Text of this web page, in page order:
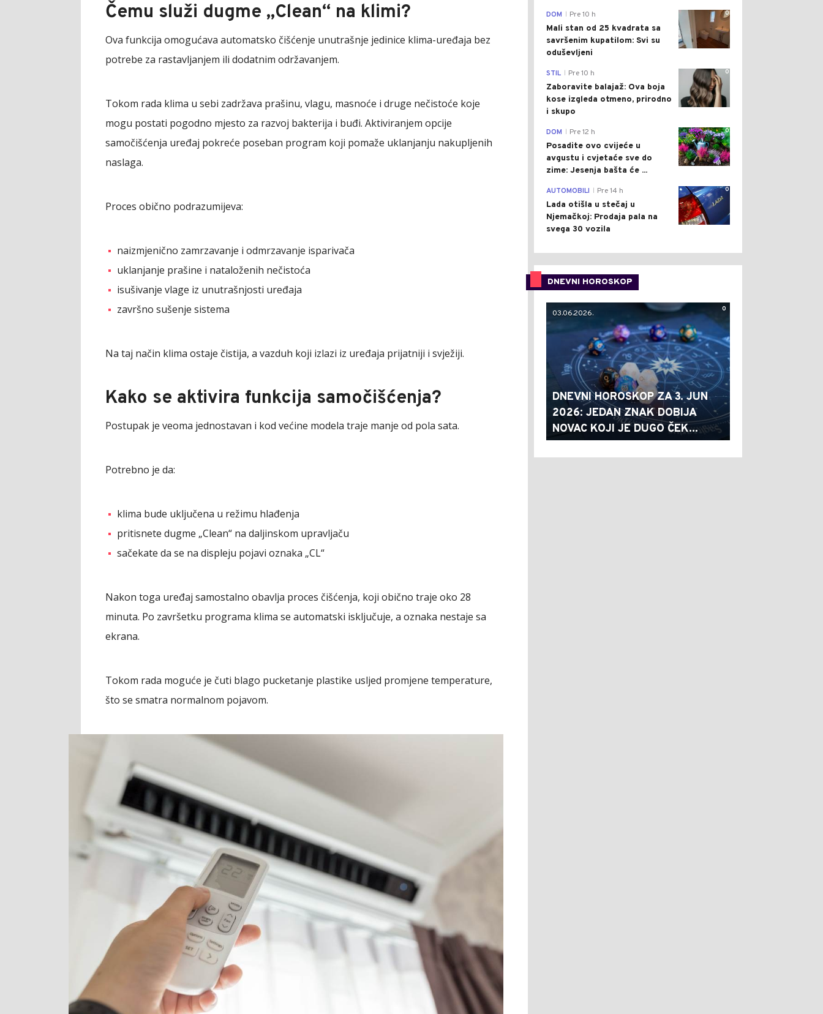
Čemu služi dugme „Clean“ na klimi?
Ova funkcija omogućava automatsko čišćenje unutrašnje jedinice klima-uređaja bez
potrebe za rastavljanjem ili dodatnim održavanjem.
Tokom rada klima u sebi zadržava prašinu, vlagu, masnoće i druge nečistoće koje
mogu postati pogodno mjesto za razvoj bakterija i buđi. Aktiviranjem opcije
samočišćenja uređaj pokreće poseban program koji pomaže uklanjanju nakupljenih
naslaga.
Proces obično podrazumijeva:
naizmjenično zamrzavanje i odmrzavanje isparivača
uklanjanje prašine i nataloženih nečistoća
isušivanje vlage iz unutrašnjosti uređaja
završno sušenje sistema
Na taj način klima ostaje čistija, a vazduh koji izlazi iz uređaja prijatniji i svježiji.
Kako se aktivira funkcija samočišćenja?
Postupak je veoma jednostavan i kod većine modela traje manje od pola sata.
Potrebno je da:
klima bude uključena u režimu hlađenja
pritisnete dugme „Clean“ na daljinskom upravljaču
sačekate da se na displeju pojavi oznaka „CL“
Nakon toga uređaj samostalno obavlja proces čišćenja, koji obično traje oko 28
minuta. Po završetku programa klima se automatski isključuje, a oznaka nestaje sa
ekrana.
Tokom rada moguće je čuti blago pucketanje plastike usljed promjene temperature,
što se smatra normalnom pojavom.
0
DOM Pre 10 h
Mali stan od 25 kvadrata sa
savršenim kupatilom: Svi su
oduševljeni
0
STIL Pre 10 h
Zaboravite balajaž: Ova boja
kose izgleda otmeno, prirodno
i skupo
0
DOM Pre 12 h
Posadite ovo cvijeće u
avgustu i cvjetaće sve do
zime: Jesenja bašta će ...
0
AUTOMOBILI Pre 14 h
Lada otišla u stečaj u
Njemačkoj: Prodaja pala na
svega 30 vozila
DNEVNI HOROSKOP
0
03.06.2026.
DNEVNI HOROSKOP ZA 3. JUN
2026: JEDAN ZNAK DOBIJA
NOVAC KOJI JE DUGO ČEK...